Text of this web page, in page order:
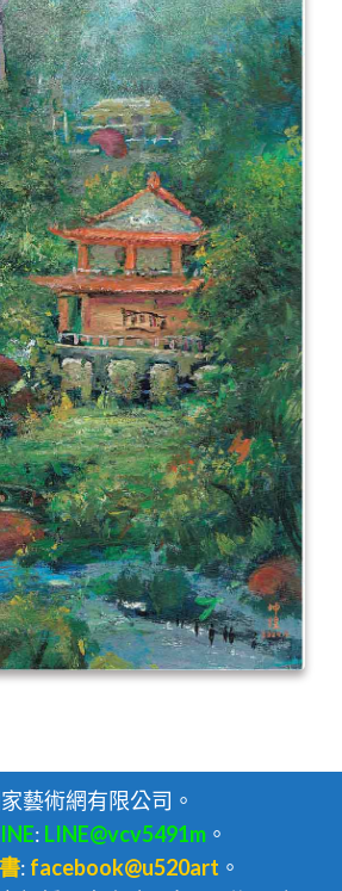
藝術網有限公司。
: LINE@vcv5491m 。
: facebook@u520art 。